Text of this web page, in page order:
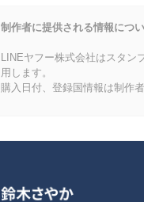
制作者に提供される情報につ
LINEヤフー株式会社はスタン
用します。
購入日付、登録国情報は制作